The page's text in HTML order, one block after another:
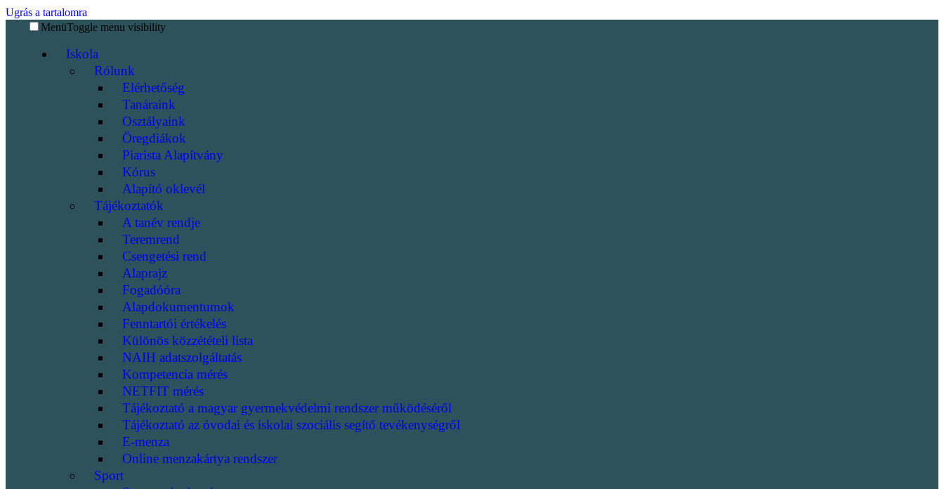
Ugrás a tartalomra
MenüToggle menu visibility
Iskola
Rólunk
Elérhetőség
Tanáraink
Osztályaink
Öregdiákok
Piarista Alapítvány
Kórus
Alapító oklevél
Tájékoztatók
A tanév rendje
Teremrend
Csengetési rend
Alaprajz
Fogadóóra
Alapdokumentumok
Fenntartói értékelés
Különös közzétételi lista
NAIH adatszolgáltatás
Kompetencia mérés
NETFIT mérés
Tájékoztató a magyar gyermekvédelmi rendszer működéséről
Tájékoztató az óvodai és iskolai szociális segítő tevékenységről
E-menza
Online menzakártya rendszer
Sport